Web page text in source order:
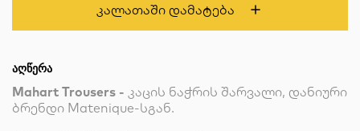
Კალათაში Დამატება
ᲐᲦᲬᲔᲠᲐ
Mahart Trousers - კაცის ნაჭრის შარვალი, დანიური
ბრენდი Matenique-სგან.